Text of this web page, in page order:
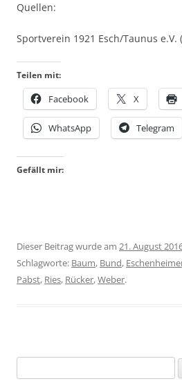
Quellen:
Sportverein 1921 Esch/Taunus e.V.
Teilen mit:
Facebook X
WhatsApp Telegram
Gefällt mir:
Dieser Beitrag wurde am 21. August
Schlagworte: Baum, Bund,
Pabst, Ries, Rücker,Weber.
nach: